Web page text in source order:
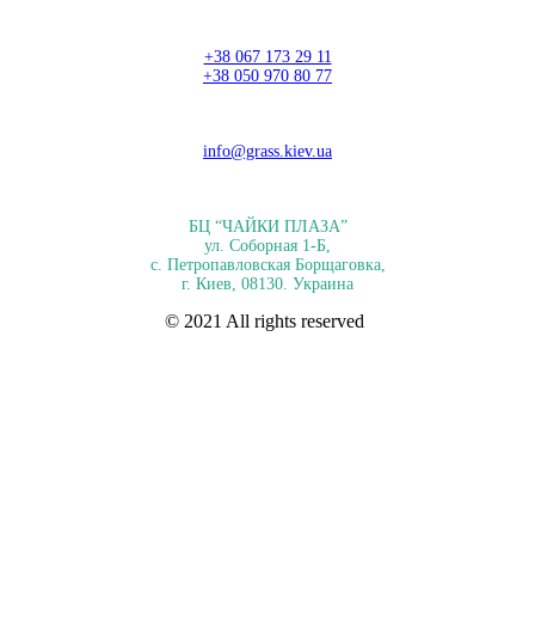
+38 067 173 29 11
+38 050 970 80 77
info@grass.kiev.ua
БЦ “ЧАЙКИ ПЛАЗА”
ул. Соборная 1-Б,
с. Петропавловская Борщаговка,
г. Киев, 08130. Украина
© 2021 All rights reserved